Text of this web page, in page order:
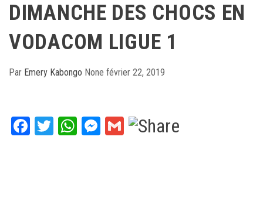
DIMANCHE DES CHOCS EN
VODACOM LIGUE 1
Par Emery Kabongo None février 22, 2019
Facebook
TwitterWhatsApp
Messenger
Gmail